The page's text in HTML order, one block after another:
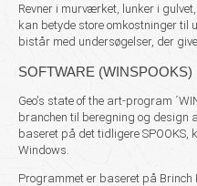
Revner i murværket, lunker i
kan betyde store omkostninger til
bistår med undersøgelser, der
SOFTWARE (WINSPOOKS)
Geo's state of the art-program
branchen til beregning og design
baseret på det tidligere SPOOKS,
Windows.
Programmet er baseret på